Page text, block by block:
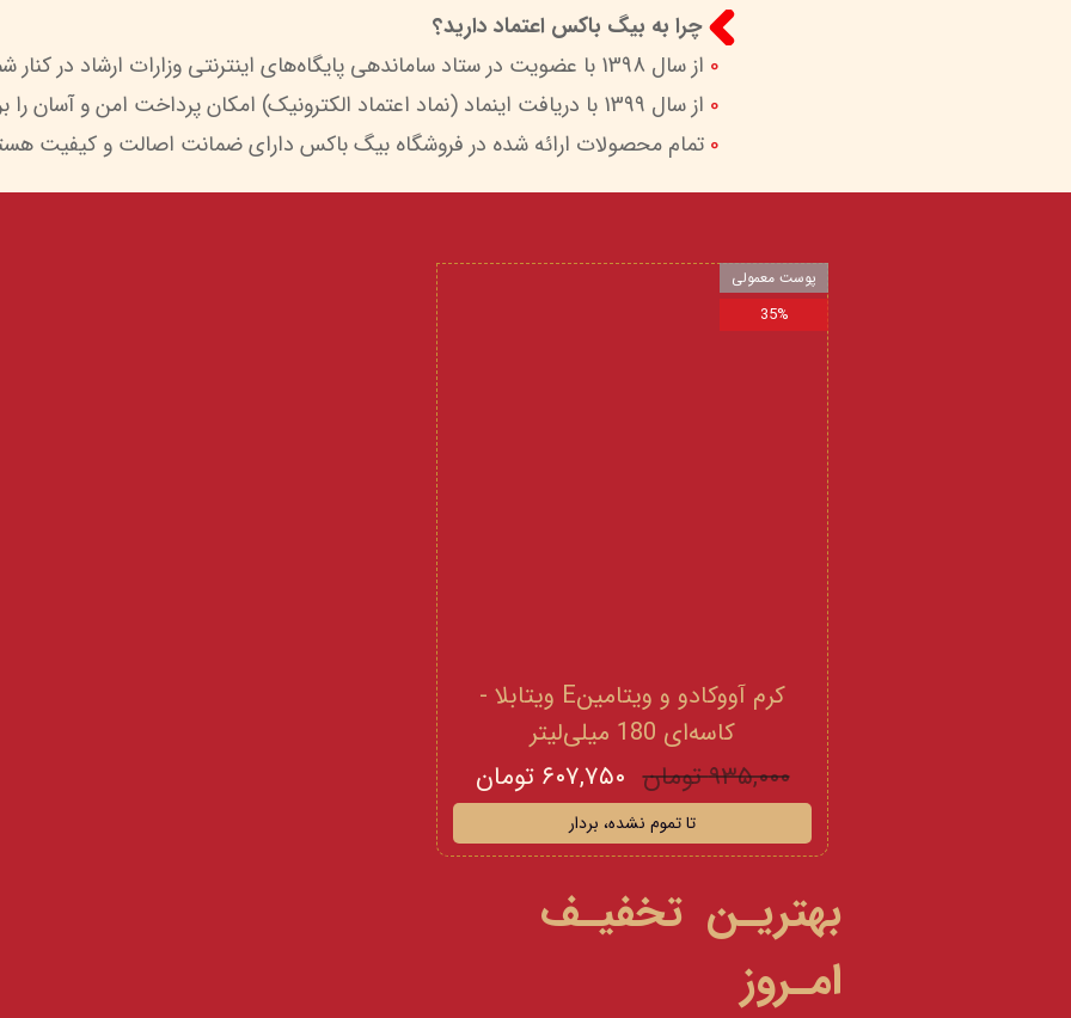
چرا به بیگ باکس اعتماد دارید؟
0 از سال 1398 با عضویت در ستاد ساماندهی پایگاه‌های اینترنتی وزارات ارشاد در کنار شما هستیم.
0 از سال 1399 با دریافت اینماد (نماد اعتماد الکترونیک) امکان پرداخت امن و آسان را برای شما فراهم کردیم.
0 تمام محصولات ارائه شده در فروشگاه بیگ باکس دارای ضمانت اصالت و کیفیت
بهتریـن تخفیـف
امـروز
کرم آووکادو و ویتامینE ویتابلا -
کاسه‌ای 180 میلی‌لیتر
۹۳۵,۰۰۰ تومان ۶۰۷,۷۵۰ تومان
تا تموم نشده، بردار
پوست معمولی
35%